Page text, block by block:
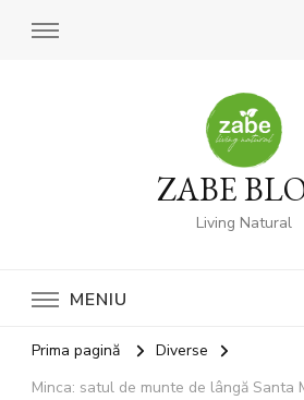
ZABE
Living Natural
MENIU
Prima pagină
Diverse
Minca: satul de munte de lângă Santa